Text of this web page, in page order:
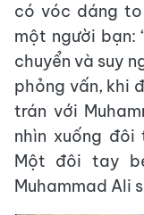
có vóc dáng
một người bạn:
chuyển và suy
phỏng vấn, khi
trán với
nhìn xuống
Một đôi tay
Muhammad Ali